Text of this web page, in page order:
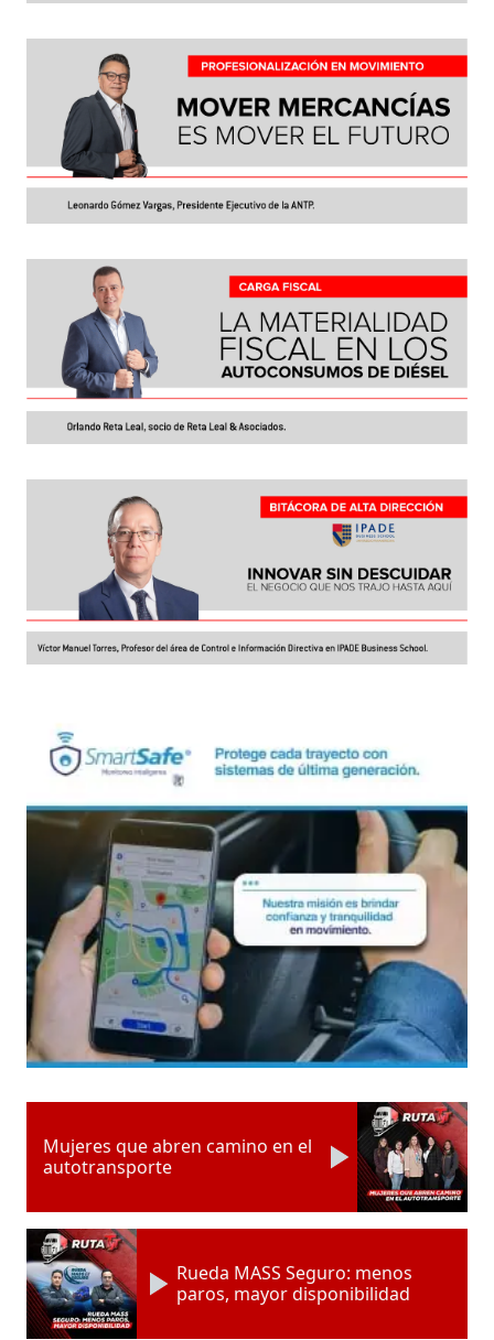
Mujeres que abren camino en el
autotransporte
Rueda MASS Seguro: menos
paros, mayor disponibilidad